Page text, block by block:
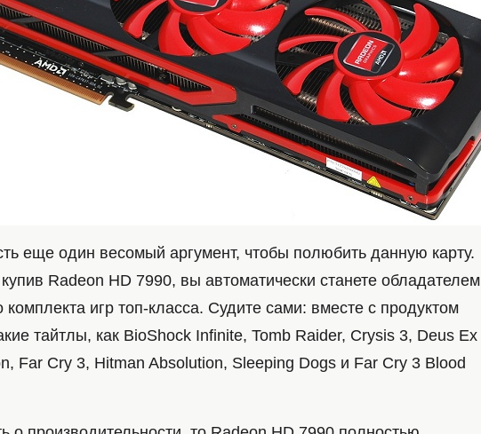
еще один весомый аргумент, чтобы полюбить данную карту.
Radeon HD 7990, вы автоматически станете обладателем
комплекта игр топ-класса. Судите сами: вместе с продуктом
тайтлы, как BioShock Infinite, Tomb Raider, Crysis 3, Deus Ex
Far Cry 3, Hitman Absolution, Sleeping Dogs и Far Cry 3 Blood